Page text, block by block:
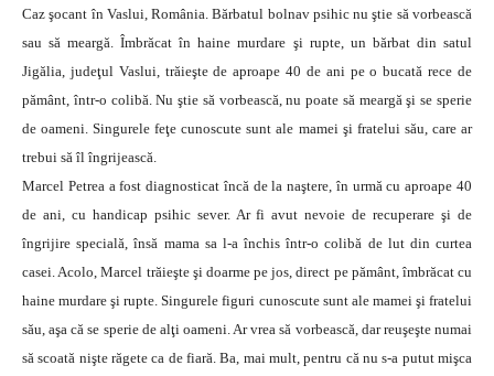
Caz şocant în Vaslui, România. Bărbatul bolnav psihic nu ştie să vorbească
sau să meargă. Îmbrăcat în haine murdare şi rupte, un bărbat din satul
Jigălia, judeţul Vaslui, trăieşte de aproape 40 de ani pe o bucată rece de
pământ, într-o colibă.Nu ştie să vorbească, nu poate să meargă şi se sperie
de oameni. Singurele feţe cunoscute sunt ale mamei şi fratelui său, care ar
trebui să îl îngrijească.
Marcel Petrea a fost diagnosticat încă de la naştere, în urmă cu aproape 40
de ani, cu handicap psihic sever. Ar fi avut nevoie de recuperare şi de
îngrijire specială, însă mama sa l-a închis într-o colibă de lut din curtea
casei. Acolo, Marcel trăieşte şi doarme pe jos, direct pe pământ, îmbrăcat cu
haine murdare şi rupte. Singurele figuri cunoscute sunt ale mamei şi fratelui
său, aşa că se sperie de alţi oameni. Ar vrea să vorbească, dar reuşeşte numai
să scoată nişte răgete ca de fiară. Ba, mai mult, pentru că nu s-a putut mişca